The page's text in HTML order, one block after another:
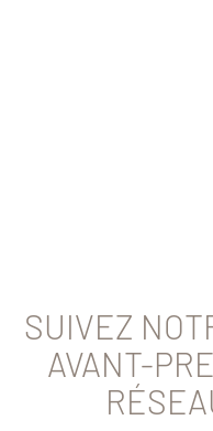
SUIVEZ
AVANT-